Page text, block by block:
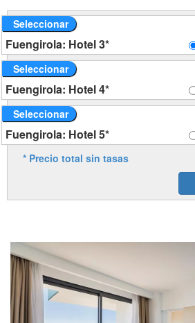
Seleccionar
Fuengirola: Hotel 3*
Seleccionar
Fuengirola: Hotel 4*
Seleccionar
Fuengirola: Hotel 5*
* Precio total sin tasas